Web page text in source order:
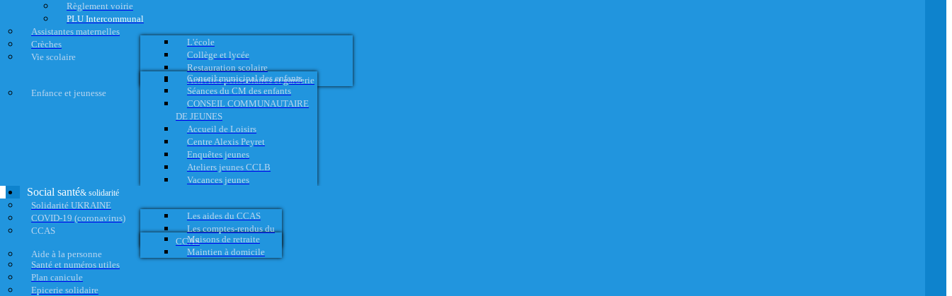
Règlement voirie
PLU Intercommunal
Assistantes maternelles
Crèches
Vie scolaire
L'école
Collège et lycée
Restauration scolaire
Activités périscolaires et garderie
Enfance et jeunesse
Conseil municipal des enfants
Séances du CM des enfants
CONSEIL COMMUNAUTAIRE
DE JEUNES
Accueil de Loisirs
Centre Alexis Peyret
Enquêtes jeunes
Ateliers jeunes CCLB
Vacances jeunes
Social santé& solidarité
Solidarité UKRAINE
COVID-19 (coronavirus)
CCAS
Les aides du CCAS
Les comptes-rendus du
CCAS
Aide à la personne
Maisons de retraite
Maintien à domicile
Santé et numéros utiles
Plan canicule
Epicerie solidaire